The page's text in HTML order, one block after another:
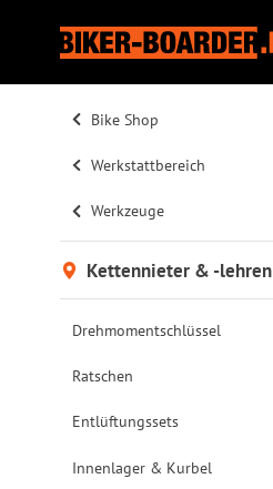
Bike Shop
Werkstattbereich
Werkzeuge
Kettennieter & -lehren
Drehmomentschlüssel
Ratschen
Entlüftungssets
Innenlager & Kurbel